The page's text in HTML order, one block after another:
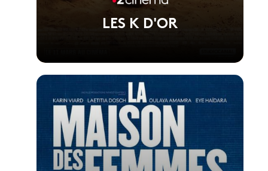
LES K D'OR
1er film de Jérémy Ferrari
Voir la fiche du film